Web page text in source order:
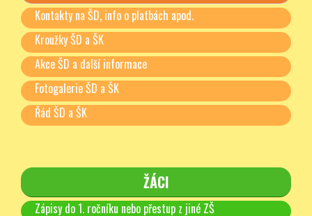
Kontakty na ŠD, info o platbách apod.
Kroužky ŠD a ŠK
Akce ŠD a další informace
Fotogalerie ŠD a ŠK
Řád ŠD a ŠK
ŽÁCI
Zápisy do 1. ročníku nebo přestup z jiné ZŠ